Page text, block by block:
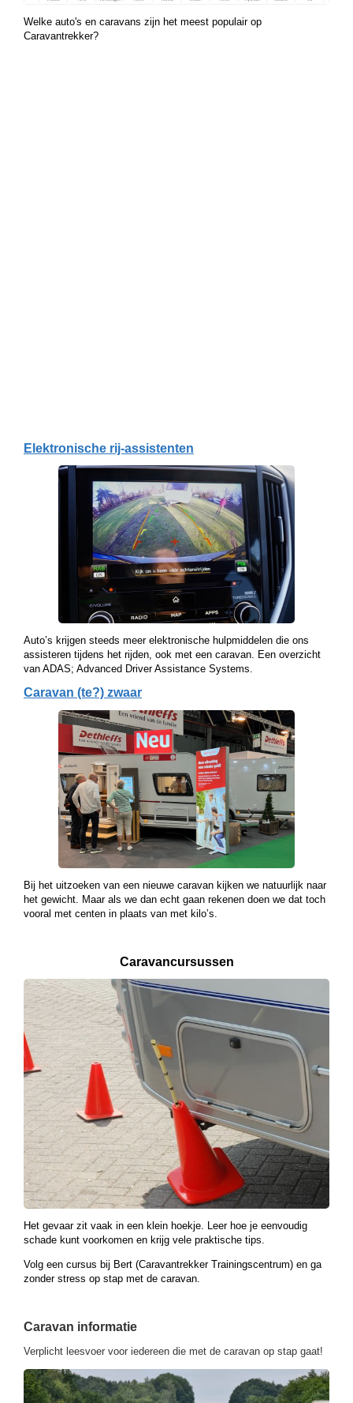
Welke auto's en caravans zijn het meest populair op
Caravantrekker?
Elektronische rij-assistenten
Auto’s krijgen steeds meer elektronische hulpmiddelen die ons
assisteren tijdens het rijden, ook met een caravan. Een overzicht
van ADAS; Advanced Driver Assistance Systems.
Caravan (te?) zwaar
Bij het uitzoeken van een nieuwe caravan kijken we natuurlijk naar
het gewicht. Maar als we dan echt gaan rekenen doen we dat toch
vooral met centen in plaats van met kilo’s.
Caravancursussen
Het gevaar zit vaak in een klein hoekje. Leer hoe je eenvoudig
schade kunt voorkomen en krijg vele praktische tips.
Volg een cursus bij Bert (Caravantrekker Trainingscentrum) en ga
zonder stress op stap met de caravan.
Caravan informatie
Verplicht leesvoer voor iedereen die met de caravan op stap gaat!